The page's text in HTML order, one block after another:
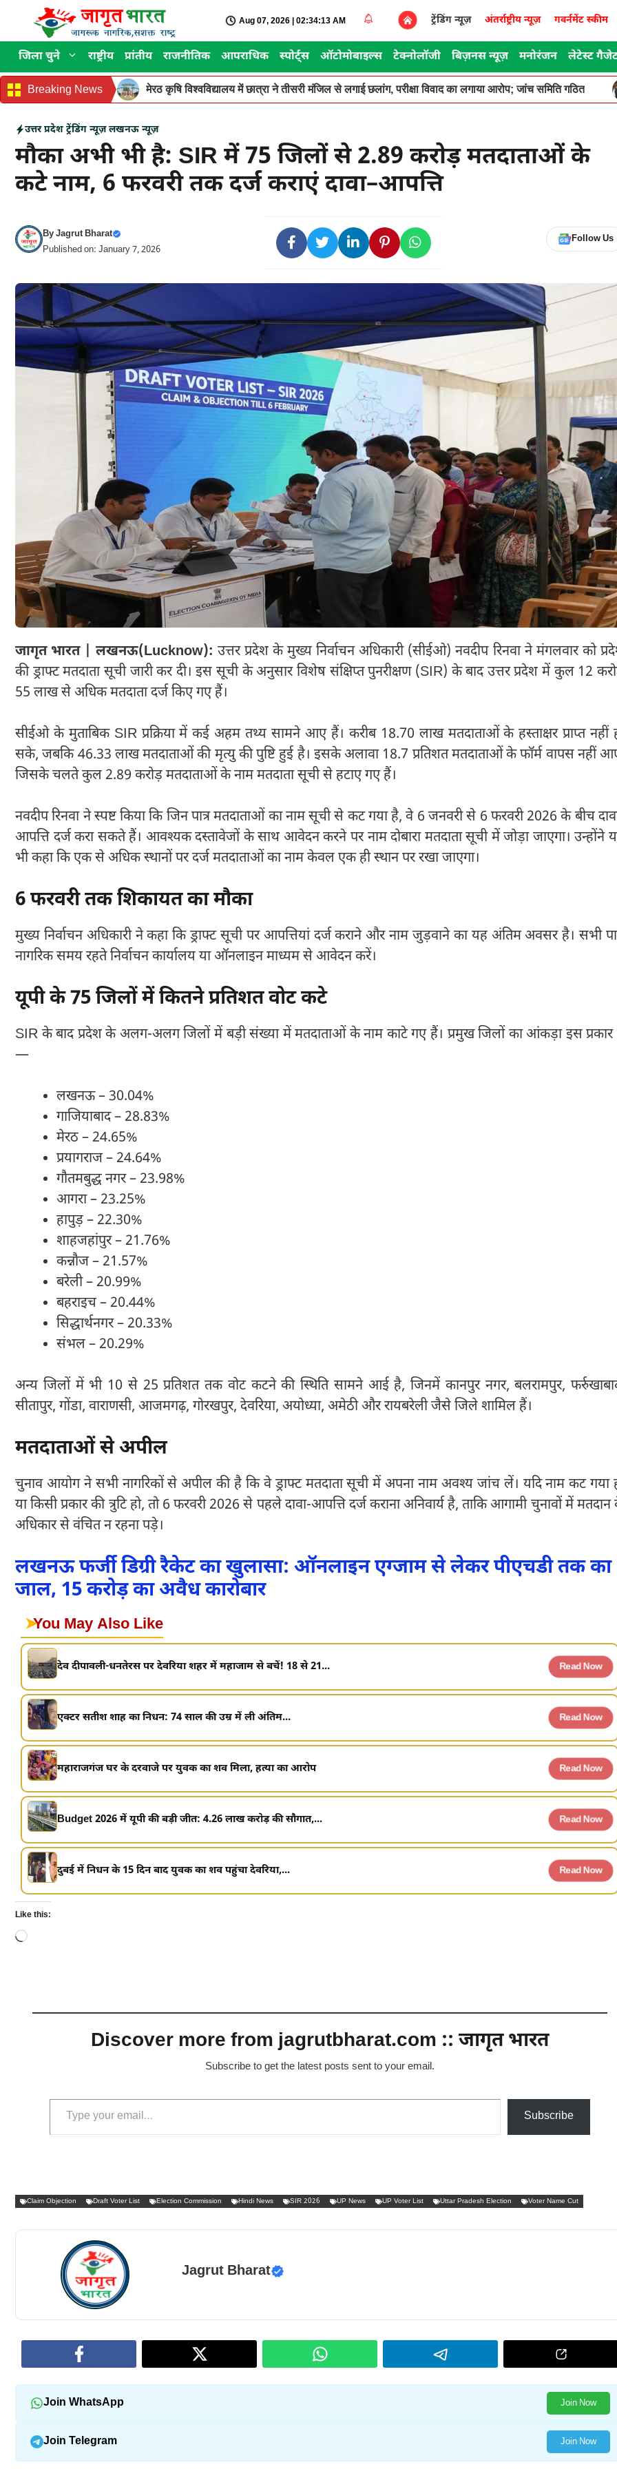
content
Aug 07, 2026 | 02:34:13 AM ट्रेंडिंग न्यूज़ अंतर्राष्ट्रीय न्यूज़ गवर्नमेंट स्कीम
जिला चुने राष्ट्रीय प्रांतीय राजनीतिक आपराधिक स्पोर्ट्स ऑटोमोबाइल्स टेक्नोलॉजी बिज़नस न्यूज़ मनोरंजन लेटेस्ट
Breaking News मेरठ कृषि विश्वविद्यालय में छात्रा ने तीसरी मंजिल से लगाई छलांग, परीक्षा विवाद का लगाया आरोप; जांच समिति गठित
उत्तर प्रदेश ट्रेंडिंग न्यूज़ लखनऊ न्यूज़
मौका अभी भी है: SIR में 75 जिलों से 2.89 करोड़ मतदाताओं के
कटे नाम, 6 फरवरी तक दर्ज कराएं दावा–आपत्ति
ByJagrut Bharat
Published on: January 7, 2026
Follow Us
जागृत भारत | लखनऊ(Lucknow): उत्तर प्रदेश के मुख्य निर्वाचन अधिकारी (सीईओ) नवदीप रिनवा ने मंगलवार को
की ड्राफ्ट मतदाता सूची जारी कर दी। इस सूची के अनुसार विशेष संक्षिप्त पुनरीक्षण (SIR) के बाद उत्तर प्रदेश में कुल 12
55 लाख से अधिक मतदाता दर्ज किए गए हैं।
सीईओ के मुताबिक SIR प्रक्रिया में कई अहम तथ्य सामने आए हैं। करीब 18.70 लाख मतदाताओं के हस्ताक्षर प्राप्त नहीं
सके, जबकि 46.33 लाख मतदाताओं की मृत्यु की पुष्टि हुई है। इसके अलावा 18.7 प्रतिशत मतदाताओं के फॉर्म वापस नहीं
जिसके चलते कुल 2.89 करोड़ मतदाताओं के नाम मतदाता सूची से हटाए गए हैं।
नवदीप रिनवा ने स्पष्ट किया कि जिन पात्र मतदाताओं का नाम सूची से कट गया है, वे 6 जनवरी से 6 फरवरी 2026 के बीच
आपत्ति दर्ज करा सकते हैं। आवश्यक दस्तावेजों के साथ आवेदन करने पर नाम दोबारा मतदाता सूची में जोड़ा जाएगा। उन्होंने
भी कहा कि एक से अधिक स्थानों पर दर्ज मतदाताओं का नाम केवल एक ही स्थान पर रखा जाएगा।
6 फरवरी तक शिकायत का मौका
मुख्य निर्वाचन अधिकारी ने कहा कि ड्राफ्ट सूची पर आपत्तियां दर्ज कराने और नाम जुड़वाने का यह अंतिम अवसर है। सभी
नागरिक समय रहते निर्वाचन कार्यालय या ऑनलाइन माध्यम से आवेदन करें।
यूपी के 75 जिलों में कितने प्रतिशत वोट कटे
SIR के बाद प्रदेश के अलग-अलग जिलों में बड़ी संख्या में मतदाताओं के नाम काटे गए हैं। प्रमुख जिलों का आंकड़ा इस प्रकार
—
लखनऊ – 30.04%
गाजियाबाद – 28.83%
मेरठ – 24.65%
प्रयागराज – 24.64%
गौतमबुद्ध नगर – 23.98%
आगरा – 23.25%
हापुड़ – 22.30%
शाहजहांपुर – 21.76%
कन्नौज – 21.57%
बरेली – 20.99%
बहराइच – 20.44%
सिद्धार्थनगर – 20.33%
संभल – 20.29%
अन्य जिलों में भी 10 से 25 प्रतिशत तक वोट कटने की स्थिति सामने आई है, जिनमें कानपुर नगर, बलरामपुर,
सीतापुर, गोंडा, वाराणसी, आजमगढ़, गोरखपुर, देवरिया, अयोध्या, अमेठी और रायबरेली जैसे जिले शामिल हैं।
मतदाताओं से अपील
चुनाव आयोग ने सभी नागरिकों से अपील की है कि वे ड्राफ्ट मतदाता सूची में अपना नाम अवश्य जांच लें। यदि नाम कट गया
या किसी प्रकार की त्रुटि हो, तो 6 फरवरी 2026 से पहले दावा-आपत्ति दर्ज कराना अनिवार्य है, ताकि आगामी चुनावों में
अधिकार से वंचित न रहना पड़े।
लखनऊ फर्जी डिग्री रैकेट का खुलासा: ऑनलाइन एग्जाम से लेकर पीएचडी तक का
जाल, 15 करोड़ का अवैध कारोबार
➤You May Also Like
देव दीपावली-धनतेरस पर देवरिया शहर में महाजाम से बचें! 18 से 21... Read Now
एक्टर सतीश शाह का निधन: 74 साल की उम्र में ली अंतिम... Read Now
महाराजगंज घर के दरवाजे पर युवक का शव मिला, हत्या का आरोप Read Now
Budget 2026 में यूपी की बड़ी जीत: 4.26 लाख करोड़ की सौगात,... Read Now
दुबई में निधन के 15 दिन बाद युवक का शव पहुंचा देवरिया,... Read Now
Like this:
Loading…
Discover more from jagrutbharat.com :: जागृत भारत
Subscribe to get the latest posts sent to your email.
Type your email…
Subscribe
Claim Objection Draft Voter List Election Commission Hindi News SIR 2026 UP News UP Voter List Uttar Pradesh Election Voter Name Cut
Jagrut Bharat
Join WhatsApp Join Now
Join Telegram Join Now